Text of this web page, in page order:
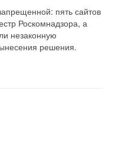
пять сайтов
Роскомнадзора, а
незаконную
решения.